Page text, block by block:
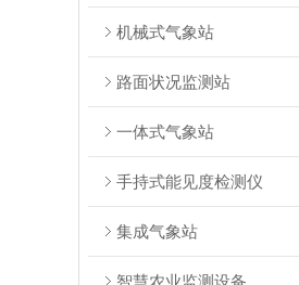
机械式气象站
路面状况监测站
一体式气象站
手持式能见度检测仪
集成气象站
智慧农业监测设备